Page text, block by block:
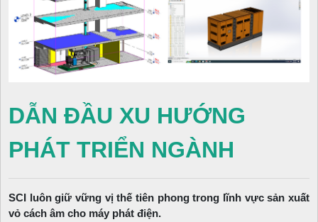
DẪN ĐẦU XU HƯỚNG
PHÁT TRIỂN NGÀNH
SCI luôn giữ vững vị thế tiên phong trong lĩnh vực sản xuất
vỏ cách âm cho máy phát điện.